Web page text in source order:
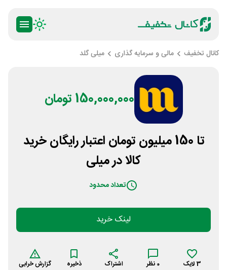
کانال تخفیف مالی و سرمایه گذاری میلی گلد
150,000,000 تومان
تا 150 میلیون تومان اعتبار رایگان خرید
کالا در میلی
تعداد محدود
لینک خرید
3 لایک 0 نظر اشتراک ذخیره گزارش خرابی